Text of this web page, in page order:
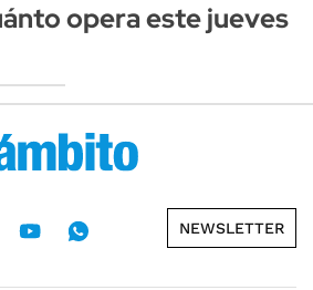
opera este jueves
NEWSLETTER